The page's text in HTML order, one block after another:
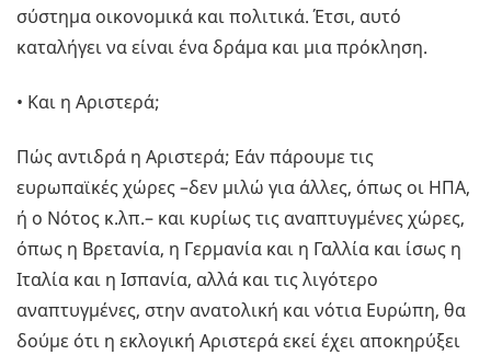
σύστημα οικονομικά και πολιτικά. Έτσι, αυτό
καταλήγει να είναι ένα δράμα και μια πρόκληση.
• Και η Αριστερά;
Πώς αντιδρά η Αριστερά; Εάν πάρουμε τις
ευρωπαϊκές χώρες –δεν μιλώ για άλλες, όπως οι ΗΠΑ,
ή ο Νότος κ.λπ.– και κυρίως τις αναπτυγμένες χώρες,
όπως η Βρετανία, η Γερμανία και η Γαλλία και ίσως η
Ιταλία και η Ισπανία, αλλά και τις λιγότερο
αναπτυγμένες, στην ανατολική και νότια Ευρώπη, θα
δούμε ότι η εκλογική Αριστερά εκεί έχει αποκηρύξει